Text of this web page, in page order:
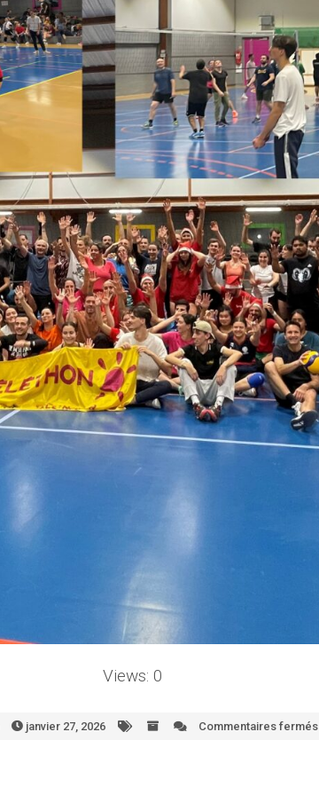
Views: 0
janvier 27, 2026 Commentaires fermés